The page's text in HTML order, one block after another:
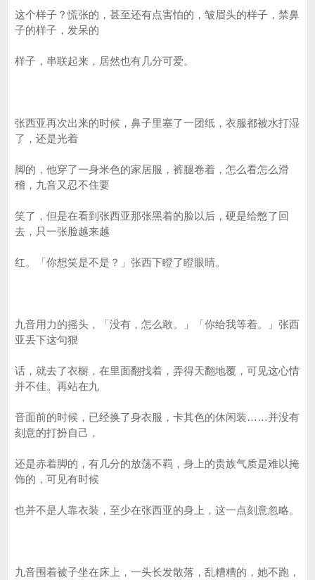
这个样子？慌张的，甚至还有点害怕的，皱眉头的样子，禁鼻
子的样子，发呆的
样子，串联起来，居然也有几分可爱。
张西亚再次出来的时候，鼻子里塞了一团纸，衣服都被水打湿
了，还是光着
脚的，他穿了一身米色的家居服，裤腿卷着，怎么看怎么滑
稽，九音又忍不住要
笑了，但是在看到张西亚那张黑着的脸以后，硬是给憋了回
去，只一张脸越来越
红。「你想笑是不是？」张西下瞪了瞪眼睛。
九音用力的摇头，「没有，怎么敢。」「你给我等着。」张西
亚丢下这句狠
话，就去了衣橱，在里面翻找着，弄得天翻地覆，可见这心情
并不佳。再站在九
音面前的时候，已经换了身衣服，卡其色的休闲装……并没有
刻意的打扮自己，
还是赤着脚的，有几分的放荡不羁，身上的贵族气质是难以掩
饰的，可见有时候
也并不是人靠衣装，至少在张西亚的身上，这一点刻意忽略。
九音围着被子坐在床上，一头长发散落，乱糟糟的，她不跑，